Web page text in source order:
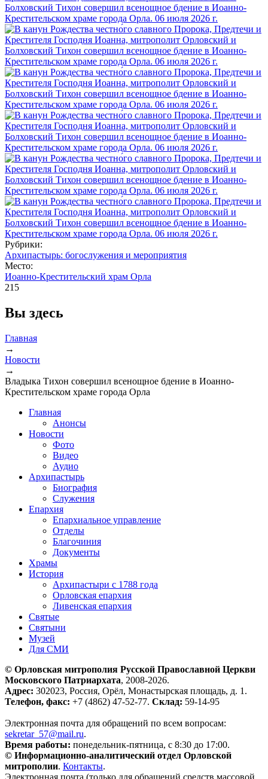
Рубрики:
Архипастырь: богослужения и мероприятия
Место:
Иоанно-Крестительский храм Орла
215
Вы здесь
Главная
→
Новости
→
Владыка Тихон совершил всенощное бдение в Иоанно-
Крестительском храме города Орла
Главная
Анонсы
Новости
Фото
Видео
Аудио
Архипастырь
Биография
Служения
Епархия
Епархиальное управление
Отделы
Благочиния
Документы
Храмы
История
Архипастыри с 1788 года
Орловская епархия
Ливенская епархия
Святые
Святыни
Музей
Для СМИ
© Орловская митрополия Русской Православной Церкви
Московского Патриархата, 2008-2026.
Адрес: 302023, Россия, Орёл, Монастырская площадь, д. 1.
Телефон, факс: +7 (4862) 47-52-77. Склад: 59-14-95
Электронная почта для обращений по всем вопросам:
sekretar_57@mail.ru.
Время работы: понедельник-пятница, с 8:30 до 17:00.
© Информационно-аналитический отдел Орловской
митрополии. Контакты.
Электронная почта (только для обращений средств массовой